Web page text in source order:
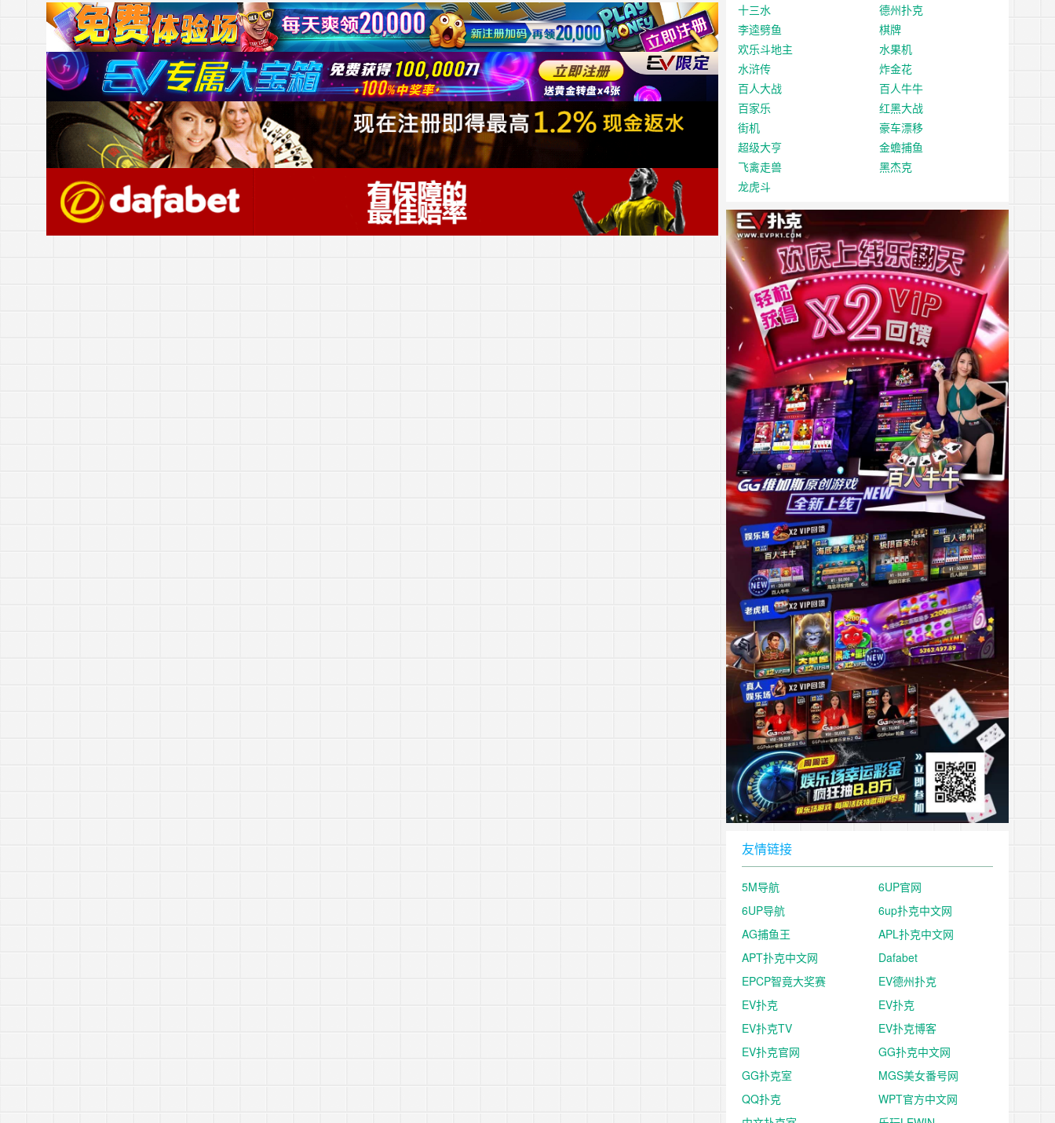
十三水
德州扑克
李逵劈鱼
棋牌
欢乐斗地主
水果机
水浒传
炸金花
百人大战
百人牛牛
百家乐
红黑大战
街机
豪车漂移
超级大亨
金蟾捕鱼
飞禽走兽
黑杰克
龙虎斗
友情链接
5M导航
6UP官网
6UP导航
6up扑克中文网
AG捕鱼王
APL扑克中文网
APT扑克中文网
Dafabet
EPCP智竟大奖赛
EV德州扑克
EV扑克
EV扑克
EV扑克TV
EV扑克博客
EV扑克官网
GG扑克中文网
GG扑克室
MGS美女番号网
QQ扑克
WPT官方中文网